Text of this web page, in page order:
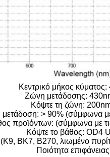
Κεντρικό μήκος
Ζώνη μετάδοσης:
Κόψτε τη ζώνη:
μετάδοση: > 90% (σύμφωνα
προϊόντων: (σύμφωνα με
Κόψτε το βάθος: OD4
BK7, B270, λιωμένο
Ποιότητα